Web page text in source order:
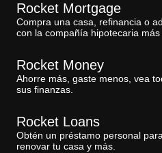
Rocket Mortgage
Compra una casa, refinancia o
con la compañía hipotecaria
Rocket Money
Ahorre más, gaste menos, vea
sus finanzas.
Rocket Loans
Obtén un préstamo personal
renovar tu casa y más.